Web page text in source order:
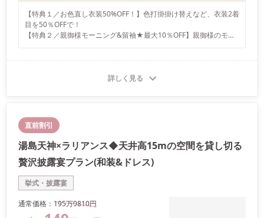
【特典１／お色直し衣装50%OFF！】色打掛掛け替えなど、衣装2着
目を50％OFFで！
【特典２／親御様モーニング&留袖★最大10％OFF】親御様のモー
詳しく見る
直前割引
湯島天神×ラリアンス◆天井高15mの空間を貸し切る
贅沢披露宴プラン(和装&ドレス)
挙式・披露宴
通常価格： 195万9810円